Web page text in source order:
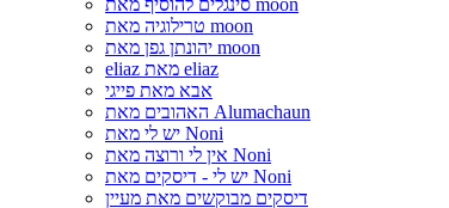
טרילוגיה מאת moon
יהונתן גפן מאת moon
eliaz מאת eliaz
אבא מאת פייגי
האהובים מאת Alumachaun
יש לי מאת Noni
אין לי ורוצה מאת Noni
יש לי - דיסקים מאת Noni
דיסקים מבוקשים מאת מעיין